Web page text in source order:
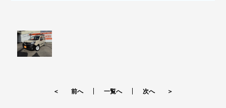
＜ 前へ 一覧へ 次へ ＞